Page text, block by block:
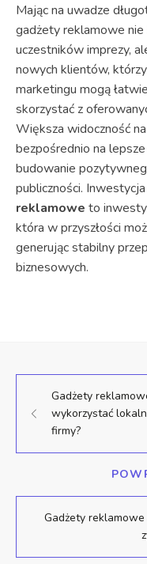
Mając na uwadze
gadżety reklamowe
uczestników imprezy,
nowych klientów,
marketingu mogą
skorzystać z
Większa widoczność
bezpośrednio na
budowanie
publiczności.
reklamowe to
która w przyszłości
generując stabilny
biznesowych.
Gadżety
wykorzystać
firmy?
Gadżety reklamowe